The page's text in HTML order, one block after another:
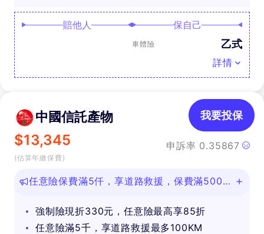
賠他人 保自己
車體險 乙式
詳情
中國信託產物
$13,345
(估算年繳保費)
申訴率 0.35867
我要投保
任意險保費滿5仟，享道路救援，保費滿500即
強制險現折330元，任意險最高享85折
任意險滿5千，享道路救援最多100KM